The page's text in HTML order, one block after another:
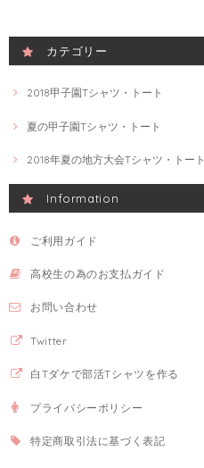
カテゴリー
2018甲子園Tシャツ・トート
夏の甲子園Tシャツ・トート
2018年夏の地方大会Tシャツ・トート
Information
ご利用ガイド
高校生の為のお支払ガイド
お問い合わせ
Twitter
白Tダケで部活Tシャツを作る
プライバシーポリシー
特定商取引法に基づく表記